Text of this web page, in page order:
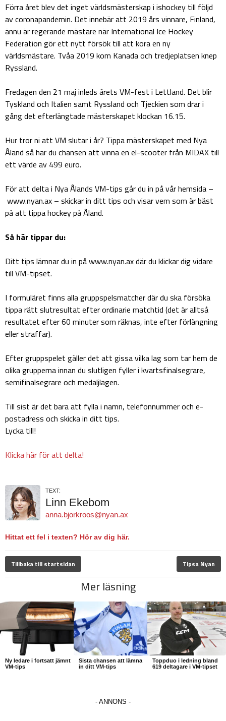
Förra året blev det inget världsmästerskap i ishockey till följd
av coronapandemin. Det innebär att 2019 års vinnare, Finland,
ännu är regerande mästare när International Ice Hockey
Federation gör ett nytt försök till att kora en ny
världsmästare. Tvåa 2019 kom Kanada och tredjeplatsen knep
Ryssland.
Fredagen den 21 maj inleds årets VM-fest i Lettland. Det blir
Tyskland och Italien samt Ryssland och Tjeckien som drar i
gång det efterlängtade mästerskapet klockan 16.15.
Hur tror ni att VM slutar i år? Tippa mästerskapet med Nya
Åland så har du chansen att vinna en el-scooter från MIDAX till
ett värde av 499 euro.
För att delta i Nya Ålands VM-tips går du in på vår hemsida –
www.nyan.ax – skickar in ditt tips och visar vem som är bäst
på att tippa hockey på Åland.
Så här tippar du:
Ditt tips lämnar du in på www.nyan.ax där du klickar dig vidare
till VM-tipset.
I formuläret finns alla gruppspelsmatcher där du ska försöka
tippa rätt slutresultat efter ordinarie matchtid (det är alltså
resultatet efter 60 minuter som räknas, inte efter förlängning
eller straffar).
Efter gruppspelet gäller det att gissa vilka lag som tar hem de
olika grupperna innan du slutligen fyller i kvartsfinalsegrare,
semifinalsegrare och medaljlagen.
Till sist är det bara att fylla i namn, telefonnummer och e-
postadress och skicka in ditt tips.
Lycka till!
Klicka här för att delta!
TEXT:
Linn Ekebom
anna.bjorkroos@nyan.ax
Hittat ett fel i texten? Hör av dig här.
Tillbaka till startsidan Tipsa Nyan
Mer läsning
Ny ledare i fortsatt jämnt
VM-tips
Sista chansen att lämna
in ditt VM-tips
Toppduo i ledning bland
619 deltagare i VM-tipset